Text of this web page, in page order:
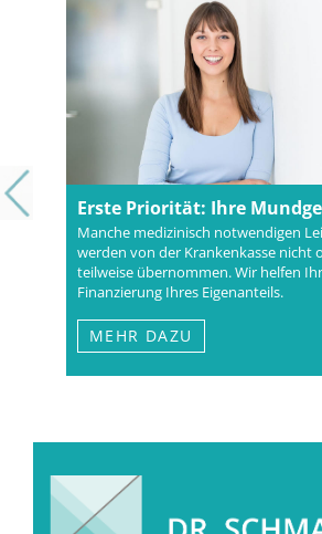
Erste Priorität: Ihre
Manche medizinisch notwendigen
werden von der Krankenkasse nicht
teilweise übernommen. Wir helfen
Finanzierung Ihres Eigenanteils.
MEHR DAZU